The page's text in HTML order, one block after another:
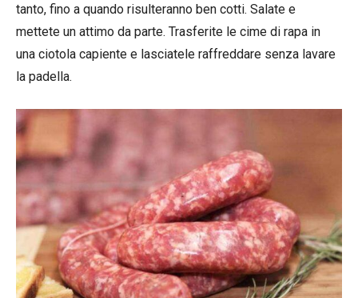
tanto, fino a quando risulteranno ben cotti. Salate e
mettete un attimo da parte. Trasferite le cime di rapa in
una ciotola capiente e lasciatele raffreddare senza lavare
la padella.